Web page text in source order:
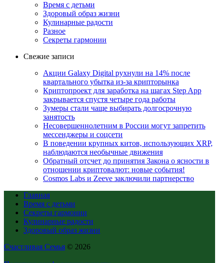
Время с детьми
Здоровый образ жизни
Кулинарные радости
Разное
Секреты гармонии
Свежие записи
Акции Galaxy Digital рухнули на 14% после
квартального убытка из-за крипторынка
Криптопроект для заработка на шагах Step App
закрывается спустя четыре года работы
Зумеры стали чаще выбирать долгосрочную
занятость
Несовершеннолетним в России могут запретить
мессенджеры и соцсети
В поведении крупных китов, использующих XRP,
наблюдаются необычные движения
Обратный отсчет до принятия Закона о ясности в
отношении криптовалют: новые события!
Cosmos Labs и Zeeve заключили партнерство
Главная
Время с детьми
Секреты гармонии
Кулинарные радости
Здоровый образ жизни
Счастливая Семья © 2026